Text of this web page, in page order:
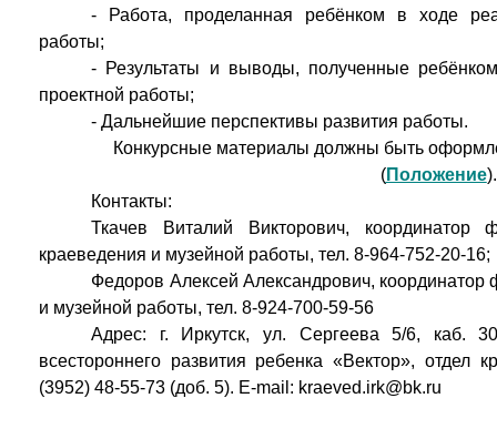
- Работа, проделанная ребёнком в ходе
работы;
- Результаты и выводы, полученные
проектной работы;
- Дальнейшие перспективы развития работы.
Конкурсные материалы должны быть
(Положение).
Контакты:
Ткачев Виталий Викторович, координатор
краеведения и музейной работы, тел. 8-964-752-20-16;
Федоров Алексей Александрович, координатор
и музейной работы, тел. 8-924-700-59-56
Адрес: г. Иркутск, ул. Сергеева 5/6, каб.
всестороннего развития ребенка «Вектор», отдел
(3952) 48-55-73 (доб. 5). E-mail: kraeved.irk@bk.ru